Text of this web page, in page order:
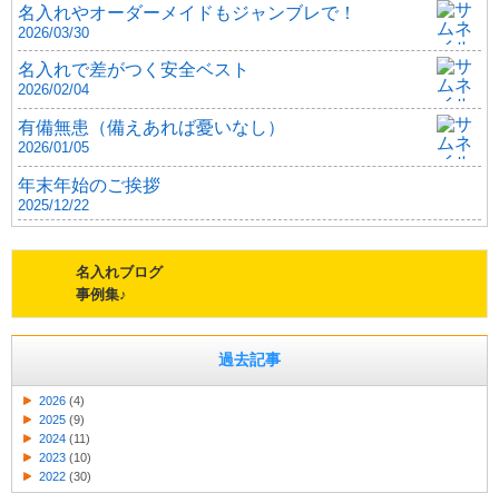
名入れやオーダーメイドもジャンブレで！
2026/03/30
名入れで差がつく安全ベスト
2026/02/04
有備無患（備えあれば憂いなし）
2026/01/05
年末年始のご挨拶
2025/12/22
名入れブログ
事例集♪
過去記事
2026 (4)
2025 (9)
2024 (11)
2023 (10)
2022 (30)